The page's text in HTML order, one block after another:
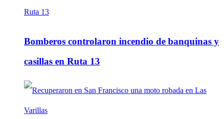
Bomberos controlaron incendio de banquinas y
casillas en Ruta 13